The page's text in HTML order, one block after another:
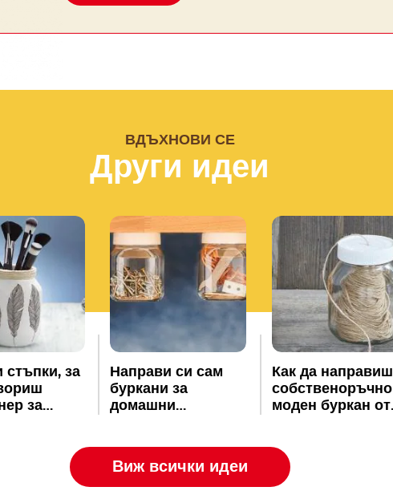
ВДЪХНОВИ СЕ
Други идеи
стъпки, за
за
Направи си сам
буркани за
домашни
Как да направиш
собственоръчно
моден буркан от
Виж всички идеи